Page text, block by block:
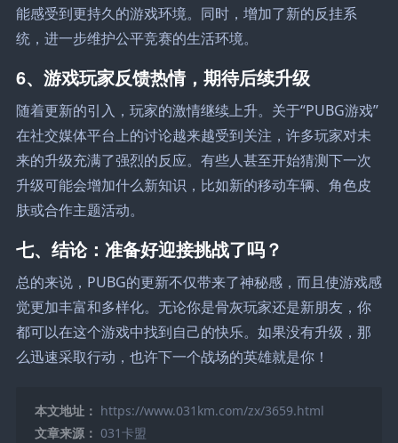
能感受到更持久的游戏环境。同时，增加了新的反挂系
统，进一步维护公平竞赛的生活环境。
6、游戏玩家反馈热情，期待后续升级
随着更新的引入，玩家的激情继续上升。关于“PUBG游戏”
在社交媒体平台上的讨论越来越受到关注，许多玩家对未
来的升级充满了强烈的反应。有些人甚至开始猜测下一次
升级可能会增加什么新知识，比如新的移动车辆、角色皮
肤或合作主题活动。
七、结论：准备好迎接挑战了吗？
总的来说，PUBG的更新不仅带来了神秘感，而且使游戏感
觉更加丰富和多样化。无论你是骨灰玩家还是新朋友，你
都可以在这个游戏中找到自己的快乐。如果没有升级，那
么迅速采取行动，也许下一个战场的英雄就是你！
本文地址： https://www.031km.com/zx/3659.html
文章来源： 031卡盟